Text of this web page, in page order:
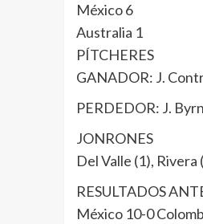
México 6
Australia 1
PÍTCHERES
GANADOR: J.
PERDEDOR: J.
JONRONES
Del Valle (1), Rivera
RESULTADOS
México 10-0